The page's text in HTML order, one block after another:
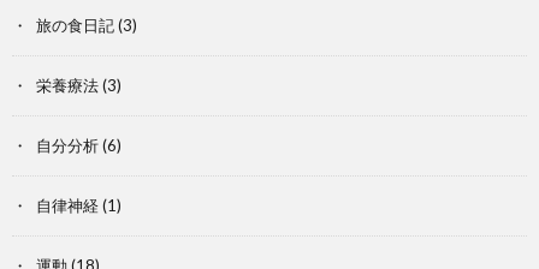
旅の食日記(3)
栄養療法(3)
自分分析(6)
自律神経(1)